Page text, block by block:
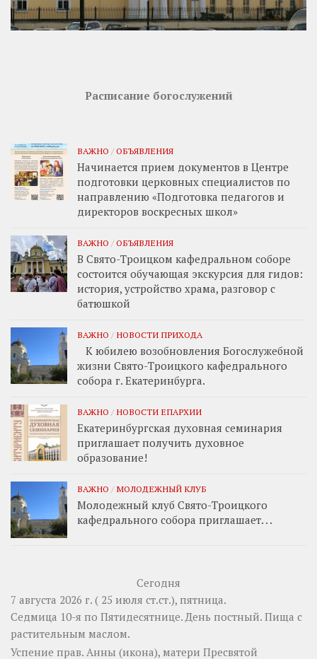
Расписание богослужений
ВАЖНО / ОБЪЯВЛЕНИЯ
Начинается прием документов в Центре
подготовки церковных специалистов по
направлению «Подготовка педагогов и
директоров воскресных школ»
ВАЖНО / ОБЪЯВЛЕНИЯ
В Свято-Троицком кафедральном соборе
состоится обучающая экскурсия для гидов:
история, устройство храма, разговор с
батюшкой
ВАЖНО / НОВОСТИ ПРИХОДА
К юбилею возобновления Богослужебной
жизни Свято-Троицкого кафедрального
собора г. Екатеринбурга.
ВАЖНО / НОВОСТИ ЕПАРХИИ
Екатеринбургская духовная семинария
приглашает получить духовное
образование!
ВАЖНО / МОЛОДЕЖНЫЙ КЛУБ
Молодежный клуб Свято-Троицкого
кафедрального собора приглашает. . .
Сегодня
7 августа 2026 г. ( 25 июля ст.ст.), пятница.
Седмица 10-я по Пятидесятнице. День постный. Пища с
растительным маслом.
Успение прав. Анны (икона), матери Пресвятой